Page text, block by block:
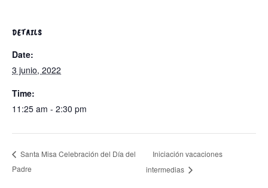
DETAILS
Date:
3 junio, 2022
Time:
11:25 am - 2:30 pm
Santa Misa Celebración del Día del
Padre
Iniciación vacaciones
intermedias